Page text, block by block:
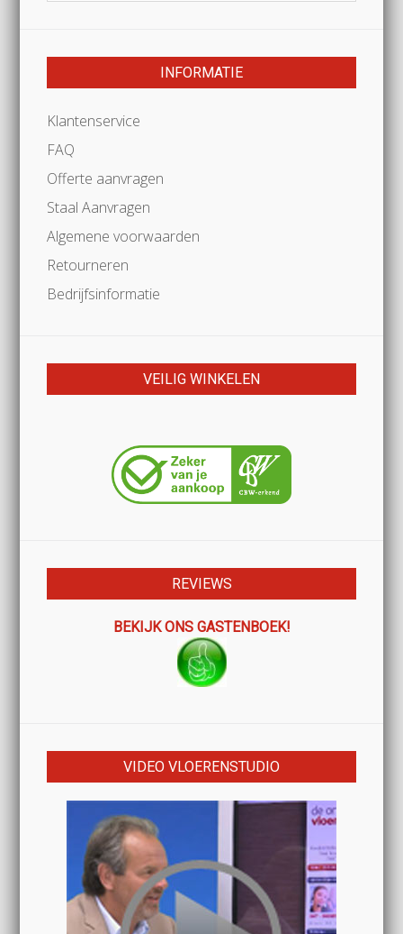
INFORMATIE
Klantenservice
FAQ
Offerte aanvragen
Staal Aanvragen
Algemene voorwaarden
Retourneren
Bedrijfsinformatie
VEILIG WINKELEN
REVIEWS
BEKIJK ONS GASTENBOEK!
VIDEO VLOERENSTUDIO